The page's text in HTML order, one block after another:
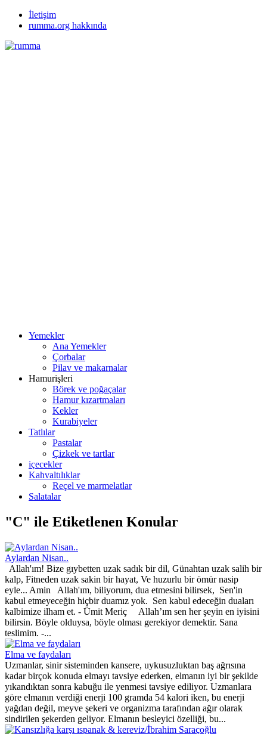
İletişim
rumma.org hakkında
Yemekler
Ana Yemekler
Çorbalar
Pilav ve makarnalar
Hamurişleri
Börek ve poğaçalar
Hamur kızartmaları
Kekler
Kurabiyeler
Tatlılar
Pastalar
Çizkek ve tartlar
içecekler
Kahvaltılıklar
Reçel ve marmelatlar
Salatalar
"C" ile Etiketlenen Konular
Aylardan Nisan..
Allah'ım! Bize gıybetten uzak sadık bir dil, Günahtan uzak salih bir
kalp, Fitneden uzak sakin bir hayat, Ve huzurlu bir ömür nasip
eyle... Amin Allah'ım, biliyorum, dua etmesini bilirsek, Sen'in
kabul etmeyeceğin hiçbir duamız yok. Sen kabul edeceğin duaları
kalbimize ilham et. - Ümit Meriç Allah’ım sen her şeyin en iyisini
bilirsin. Böyle olduysa, böyle olması gerekiyor demektir. Sana
teslimim. -...
Elma ve faydaları
Uzmanlar, sinir sisteminden kansere, uykusuzluktan baş ağrısına
kadar birçok konuda elmayı tavsiye ederken, elmanın iyi bir şekilde
yıkandıktan sonra kabuğu ile yenmesi tavsiye ediliyor. Uzmanlara
göre elmanın verdiği enerji 100 gramda 54 kalori iken, bu enerji
yağdan değil, meyve şekeri ve organizma tarafından ağır olarak
sindirilen şekerden geliyor. Elmanın besleyici özelliği, bu...